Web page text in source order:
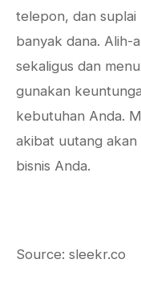
telepon, dan
banyak dana. Alih-
sekaligus dan
gunakan
kebutuhan Anda.
akibat uutang
bisnis Anda.
Source: sleekr.co